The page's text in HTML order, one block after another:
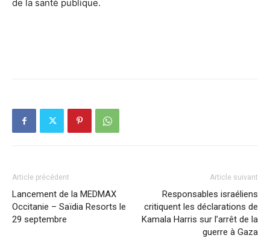
de la santé publique.
Article précédent
Lancement de la MEDMAX
Occitanie – Saïdia Resorts le
29 septembre
Article suivant
Responsables israéliens
critiquent les déclarations de
Kamala Harris sur l’arrêt de la
guerre à Gaza